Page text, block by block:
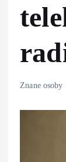
Znane osoby